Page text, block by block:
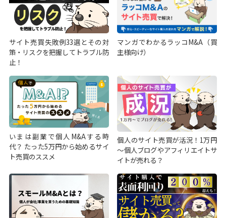
サイト売買失敗例33選とその対
策・リスクを把握してトラブル防
止！
マンガでわかるラッコM&A（買
主様向け）
いまは副業で個人M&Aする時
代？ たった5万円から始めるサイ
ト売買のススメ
個人のサイト売買が活況！1万円
～個人ブログやアフィリエイトサ
イトが売れる？